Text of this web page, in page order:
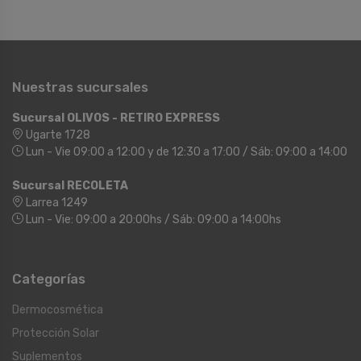
Nuestras sucursales
Sucursal OLIVOS - RETIRO EXPRESS
Ugarte 1728
Lun - Vie 09:00 a 12:00 y de 12:30 a 17:00 / Sáb: 09:00 a 14:00
Sucursal RECOLETA
Larrea 1249
Lun - Vie: 09:00 a 20:00hs / Sáb: 09:00 a 14:00hs
Categorías
Dermocosmética
Protección Solar
Suplementos